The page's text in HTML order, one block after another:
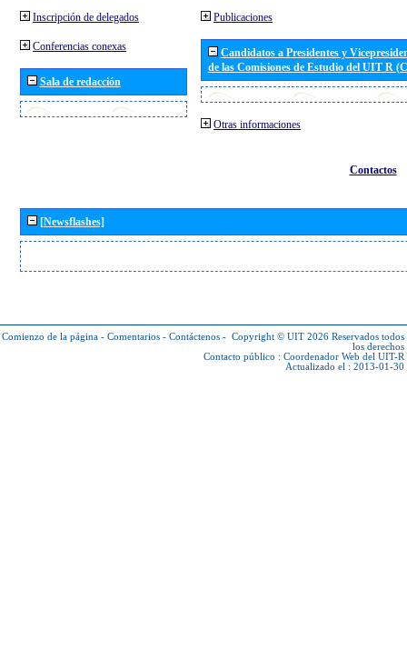
Inscripción de delegados
Conferencias conexas
Sala de redacción
Publicaciones
Candidatos a Presidentes y
de las Comisiones de Estudio del UIT R
Otras informaciones
Contactos
[Newsflashes]
Comienzo de la página - Comentarios - Contáctenos - Copyright © UIT 2026 Reservados todos
los derechos
Contacto público : Coordenador Web del UIT-R
Actualizado el : 2013-01-30